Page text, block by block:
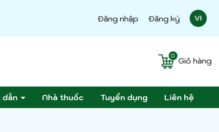
Đăng nhập Đăng ký VI
Giỏ hàng
0
dẫn Nhà thuốc Tuyển dụng Liên hệ